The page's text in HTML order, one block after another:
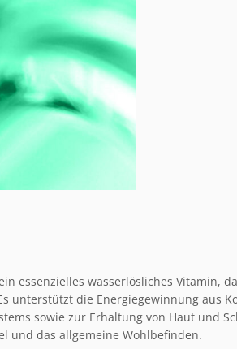
essenzielles wasserlösliches Vitamin,
unterstützt die Energiegewinnung aus
sowie zur Erhaltung von Haut und
und das allgemeine Wohlbefinden.